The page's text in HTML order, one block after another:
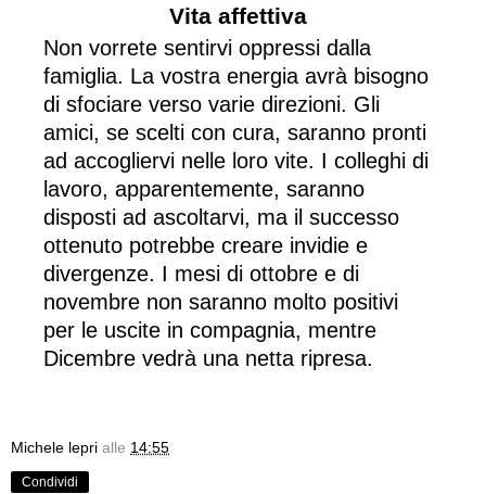
Vita affettiva
Non vorrete sentirvi oppressi dalla
famiglia. La vostra energia avrà bisogno
di sfociare verso varie direzioni. Gli
amici, se scelti con cura, saranno pronti
ad accogliervi nelle loro vite. I colleghi di
lavoro, apparentemente, saranno
disposti ad ascoltarvi, ma il successo
ottenuto potrebbe creare invidie e
divergenze. I mesi di ottobre e di
novembre non saranno molto positivi
per le uscite in compagnia, mentre
Dicembre vedrà una netta ripresa.
Michele lepri alle 14:55
Condividi